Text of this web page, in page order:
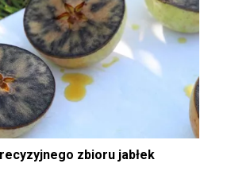
zbioru jabłek